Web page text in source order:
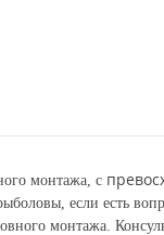
монтажа, с
если есть
монтажа.